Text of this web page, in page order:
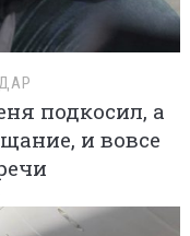
подкосил, а
и вовсе